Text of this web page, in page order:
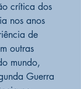
crítica dos
nos anos
de
outras
mundo,
Guerra